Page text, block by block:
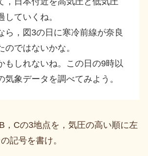
していくね。
ら，図3の日に寒冷前線が奈良
のではないかな。
もしれないね。この日の9時以
気象データを調べてみよう。
，Cの3地点を，気圧の高い順に左
記号を書け。